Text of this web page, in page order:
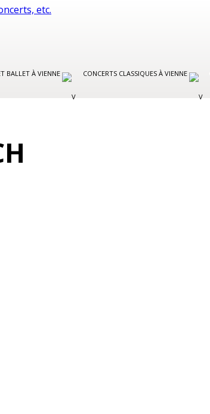
BALLET À VIENNE CONCERTS CLASSIQUES À VIENNE